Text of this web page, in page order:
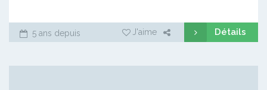
5 ans depuis J'aime Détails